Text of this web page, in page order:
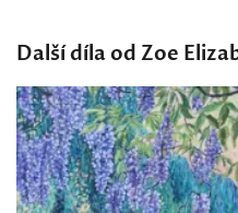
Další díla od Zoe